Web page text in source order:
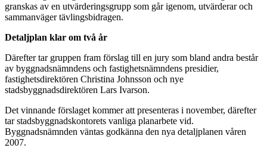
granskas av en utvärderingsgrupp som går igenom, utvärderar och
sammanväger tävlingsbidragen.
Detaljplan klar om två år
Därefter tar gruppen fram förslag till en jury som bland andra består
av byggnadsnämndens och fastighetsnämndens presidier,
fastighetsdirektören Christina Johnsson och nye
stadsbyggnadsdirektören Lars Ivarson.
Det vinnande förslaget kommer att presenteras i november, därefter
tar stadsbyggnadskontorets vanliga planarbete vid.
Byggnadsnämnden väntas godkänna den nya detaljplanen våren
2007.